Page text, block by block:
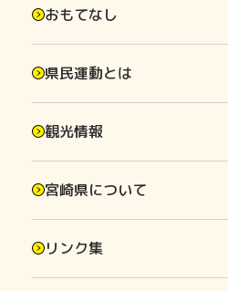
おもてなし
県民運動とは
観光情報
宮崎県について
リンク集